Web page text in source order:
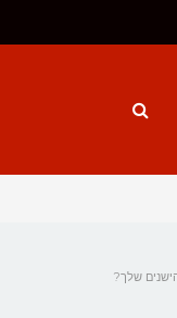
שלך?